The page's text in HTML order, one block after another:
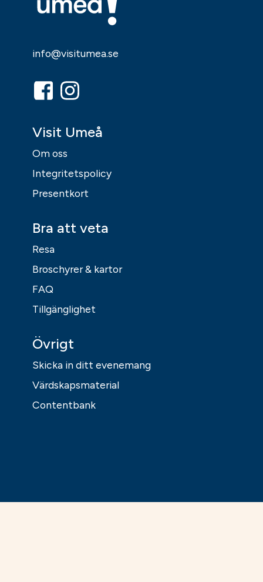
info@visitumea.se
Visit Umeå
Om oss
Integritetspolicy
Presentkort
Bra att veta
Resa
Broschyrer & kartor
FAQ
Tillgänglighet
Övrigt
Skicka in ditt evenemang
Värdskapsmaterial
Contentbank